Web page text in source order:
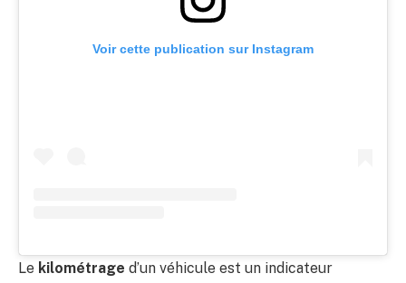
Voir cette publication sur Instagram
Le kilométrage d’un véhicule est un indicateur